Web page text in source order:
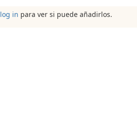
log in para ver si puede añadirlos.